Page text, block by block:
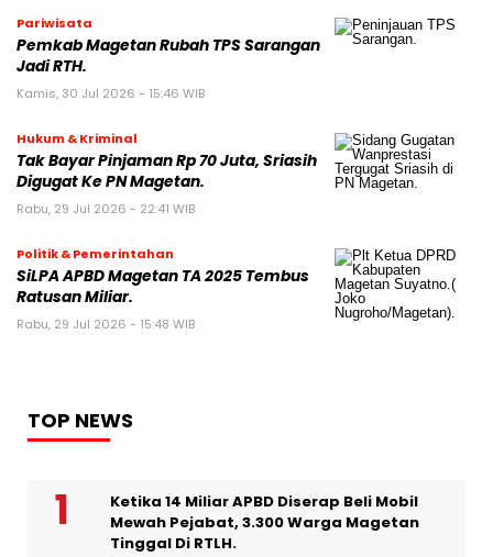
Pariwisata
Pemkab Magetan Rubah TPS Sarangan
Jadi RTH.
Kamis, 30 Jul 2026 - 15:46 WIB
Hukum & Kriminal
Tak Bayar Pinjaman Rp 70 Juta, Sriasih
Digugat Ke PN Magetan.
Rabu, 29 Jul 2026 - 22:41 WIB
Politik & Pemerintahan
SiLPA APBD Magetan TA 2025 Tembus
Ratusan Miliar.
Rabu, 29 Jul 2026 - 15:48 WIB
TOP NEWS
Ketika 14 Miliar APBD Diserap Beli Mobil
Mewah Pejabat, 3.300 Warga Magetan
Tinggal Di RTLH.